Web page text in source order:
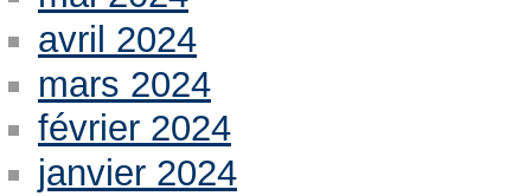
avril 2024
mars 2024
février 2024
janvier 2024